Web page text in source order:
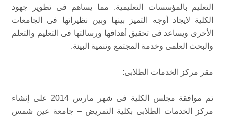
التعليم بالمؤسسات التعليمية. مما يساهم فى تطوير جهود
الكلية لايجاد أوجه التميز بينها وبين نظيراتها فى الجامعات
الأخرى ويساعد فى تحقيق أهدافها ورسالتها فى التعليم والتعلم
والبحث العلمى وخدمة المجتمع وتنمية البيئة.
مقر مركز الخدمات الطلابى:
تم موافقة مجلس الكلية فى شهر مارس 2014 على إنشاء
مركز الخدمات الطلابى بكلية التمريض – جامعة عين شمس